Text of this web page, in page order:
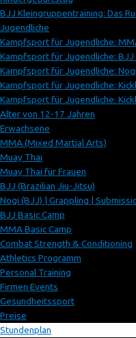
BJJ Kleingruppentraining: Das
Jugendliche
Kampfsport für Jugendliche:
Kampfsport für Jugendliche: BJJ
Kampfsport für Jugendliche:
Kampfsport für Jugendliche:
Kampfsport für Jugendliche:
Alter von 12-17 Jahren
Erwachsene
MMA (Mixed Martial Arts)
Muay Thai
Muay Thai für Frauen
BJJ (Brazilian Jiu-Jitsu)
Nogi (BJJ) | Grappling |
BJJ Basic Camp
MMA Basic Camp
Combat Strength & Conditioning
Athletics Programm
Personal Training
Firmen Events
Gesundheitssport
Preise
Stundenplan